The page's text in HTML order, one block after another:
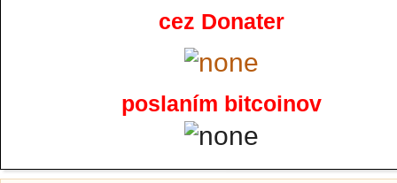
cez Donater
poslaním bitcoinov